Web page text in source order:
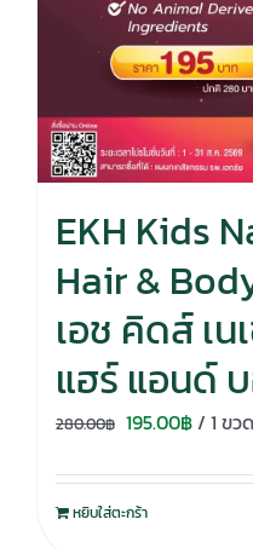
EKH Kids
Hair &
เอช คิดส์ เ
แฮร์ แอนด์
280.00฿ Original
was:
280.00฿.
195.00฿Current
is:
/ 1 ขวด
หยิบใส่ตะกร้า